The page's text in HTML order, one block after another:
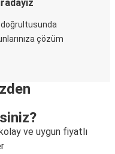
doğrultusunda
çözüm
ve uygun fiyatlı